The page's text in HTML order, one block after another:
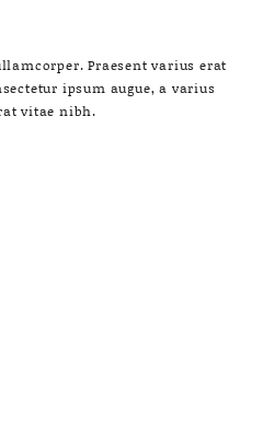
Praesent varius erat
ipsum augue, a varius
vitae nibh.